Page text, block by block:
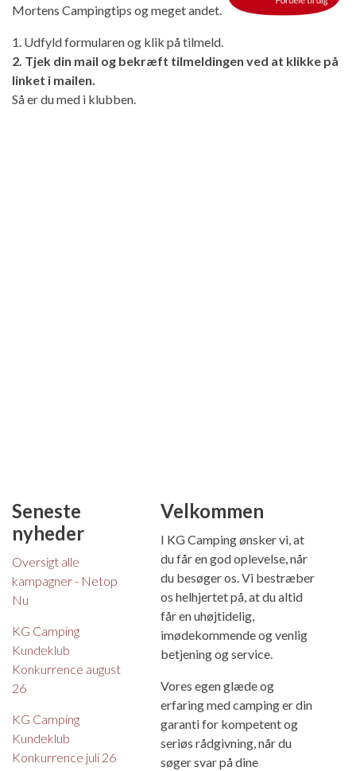
Mortens Campingtips og meget andet.
1. Udfyld formularen og klik på tilmeld.
2. Tjek din mail og bekræft tilmeldingen ved at klikke på
linket i mailen.
Så er du med i klubben.
Seneste
nyheder
Oversigt alle
kampagner - Netop
Nu
KG Camping
Kundeklub
Konkurrence august
26
KG Camping
Kundeklub
Konkurrence juli 26
Velkommen
I KG Camping ønsker vi, at
du får en god oplevelse, når
du besøger os. Vi bestræber
os helhjertet på, at du altid
får en uhøjtidelig,
imødekommende og venlig
betjening og service.
Vores egen glæde og
erfaring med camping er din
garanti for kompetent og
seriøs rådgivning, når du
søger svar på dine